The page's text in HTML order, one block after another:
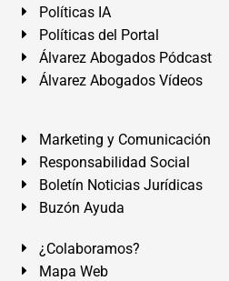
Políticas IA
Políticas del Portal
Álvarez Abogados Pódcast
Álvarez Abogados Vídeos
Marketing y Comunicación
Responsabilidad Social
Boletín Noticias Jurídicas
Buzón Ayuda
¿Colaboramos?
Mapa Web